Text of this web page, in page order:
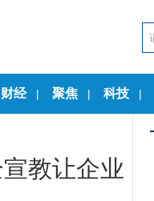
财经 | 聚焦 | 科技 |
教让企业